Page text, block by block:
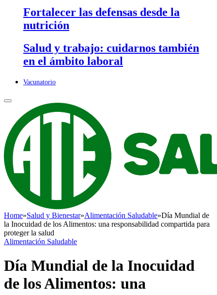
Fortalecer las defensas desde la
nutrición
Salud y trabajo: cuidarnos también
en el ámbito laboral
Vacunatorio
Home»Salud y Bienestar»Alimentación Saludable»Día Mundial de
la Inocuidad de los Alimentos: una responsabilidad compartida para
proteger la salud
Alimentación Saludable
Día Mundial de la Inocuidad
de los Alimentos: una